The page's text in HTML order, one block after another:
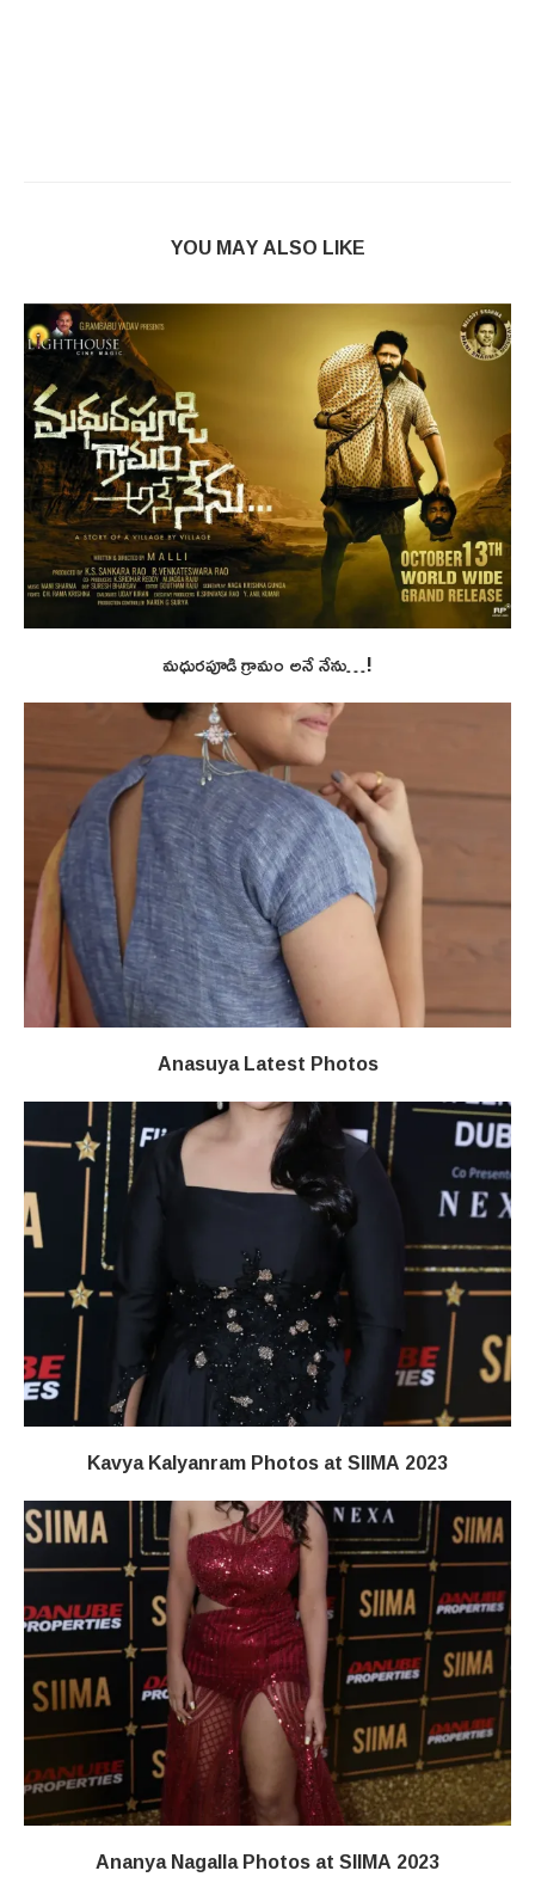
YOU MAY ALSO LIKE
మధురపూడి గ్రామం అనే నేను…!
Anasuya Latest Photos
Kavya Kalyanram Photos at SIIMA 2023
Ananya Nagalla Photos at SIIMA 2023